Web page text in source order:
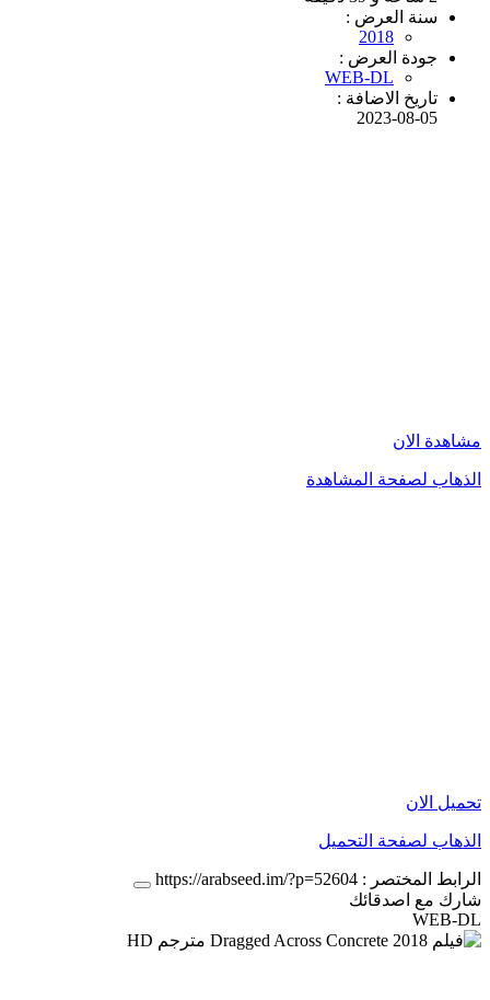
سنة العرض :
2018
جودة العرض :
WEB-DL
تاريخ الاضافة :
2023-08-05
مشاهدة الان
الذهاب لصفحة المشاهدة
تحميل الان
الذهاب لصفحة التحميل
الرابط المختصر : https://arabseed.im/?p=52604
شارك مع اصدقائك
WEB-DL